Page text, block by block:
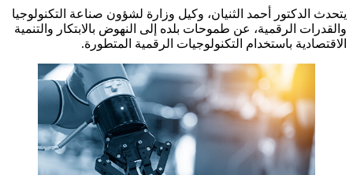
يتحدث الدكتور أحمد الثنيان، وكيل وزارة لشؤون صناعة التكنولوجيا
والقدرات الرقمية، عن طموحات بلده إلى النهوض بالابتكار والتنمية
الاقتصادية باستخدام التكنولوجيات الرقمية المتطورة.